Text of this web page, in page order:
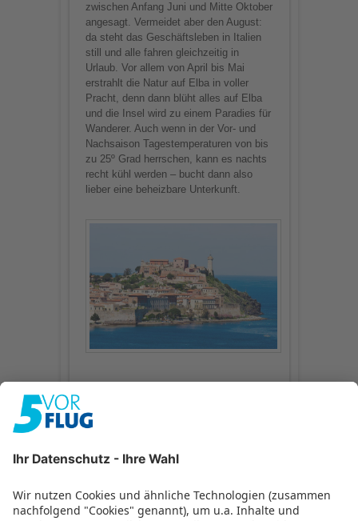
zwischen Anfang Juni und Mitte Oktober
angesagt. Vermeidet aber den August:
da steht das Geschäftsleben in Italien
still und alle fahren gleichzeitig in
Urlaub. Vor allem von April bis Mai
erstrahlt die Natur auf Elba in voller
Pracht, denn dann blüht alles auf Elba
und die Insel wird zu einem Paradies für
Wanderer. Auch wenn in der Vor- und
Nachsaison Tagestemperaturen von bis
zu 25º Grad herrschen, kann es nachts
recht kühl werden – bucht dann also
lieber eine beheizbare Unterkunft.
Menorca: klein
heute noch weitgehend vom
Massentourismus vergessen und wird